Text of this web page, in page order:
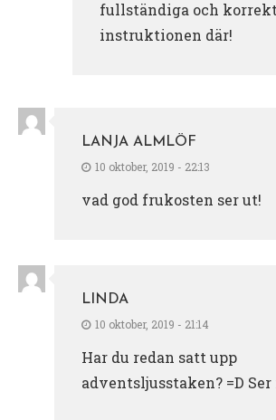
fullständiga och
instruktionen där!
LANJA ALMLÖF
10 oktober, 2019 - 22:13
vad god frukosten ser ut!
LINDA
10 oktober, 2019 - 21:14
Har du redan satt upp
adventsljusstaken? =D